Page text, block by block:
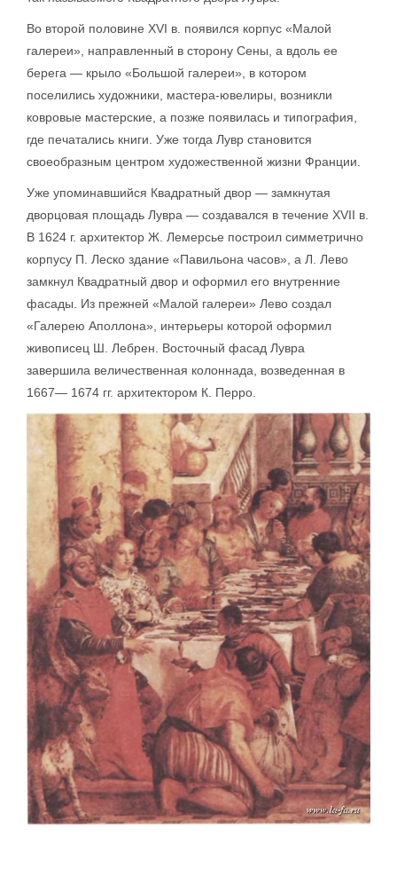
Во второй половине XVI в. появился корпус «Малой
галереи», направленный в сторону Сены, а вдоль ее
берега — крыло «Большой галереи», в котором
поселились художники, мастера-ювелиры, возникли
ковровые мастерские, а позже появилась и типография,
где печатались книги. Уже тогда Лувр становится
своеобразным центром художественной жизни Франции.
Уже упоминавшийся Квадратный двор — замкнутая
дворцовая площадь Лувра — создавался в течение XVII в.
В 1624 г. архитектор Ж. Лемерсье построил симметрично
корпусу П. Леско здание «Павильона часов», а Л. Лево
замкнул Квадратный двор и оформил его внутренние
фасады. Из прежней «Малой галереи» Лево создал
«Галерею Аполлона», интерьеры которой оформил
живописец Ш. Лебрен. Восточный фасад Лувра
завершила величественная колоннада, возведенная в
1667— 1674 гг. архитектором К. Перро.